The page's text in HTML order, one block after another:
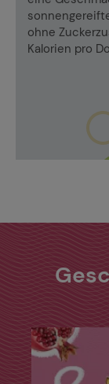
ohne
Kalorien pro